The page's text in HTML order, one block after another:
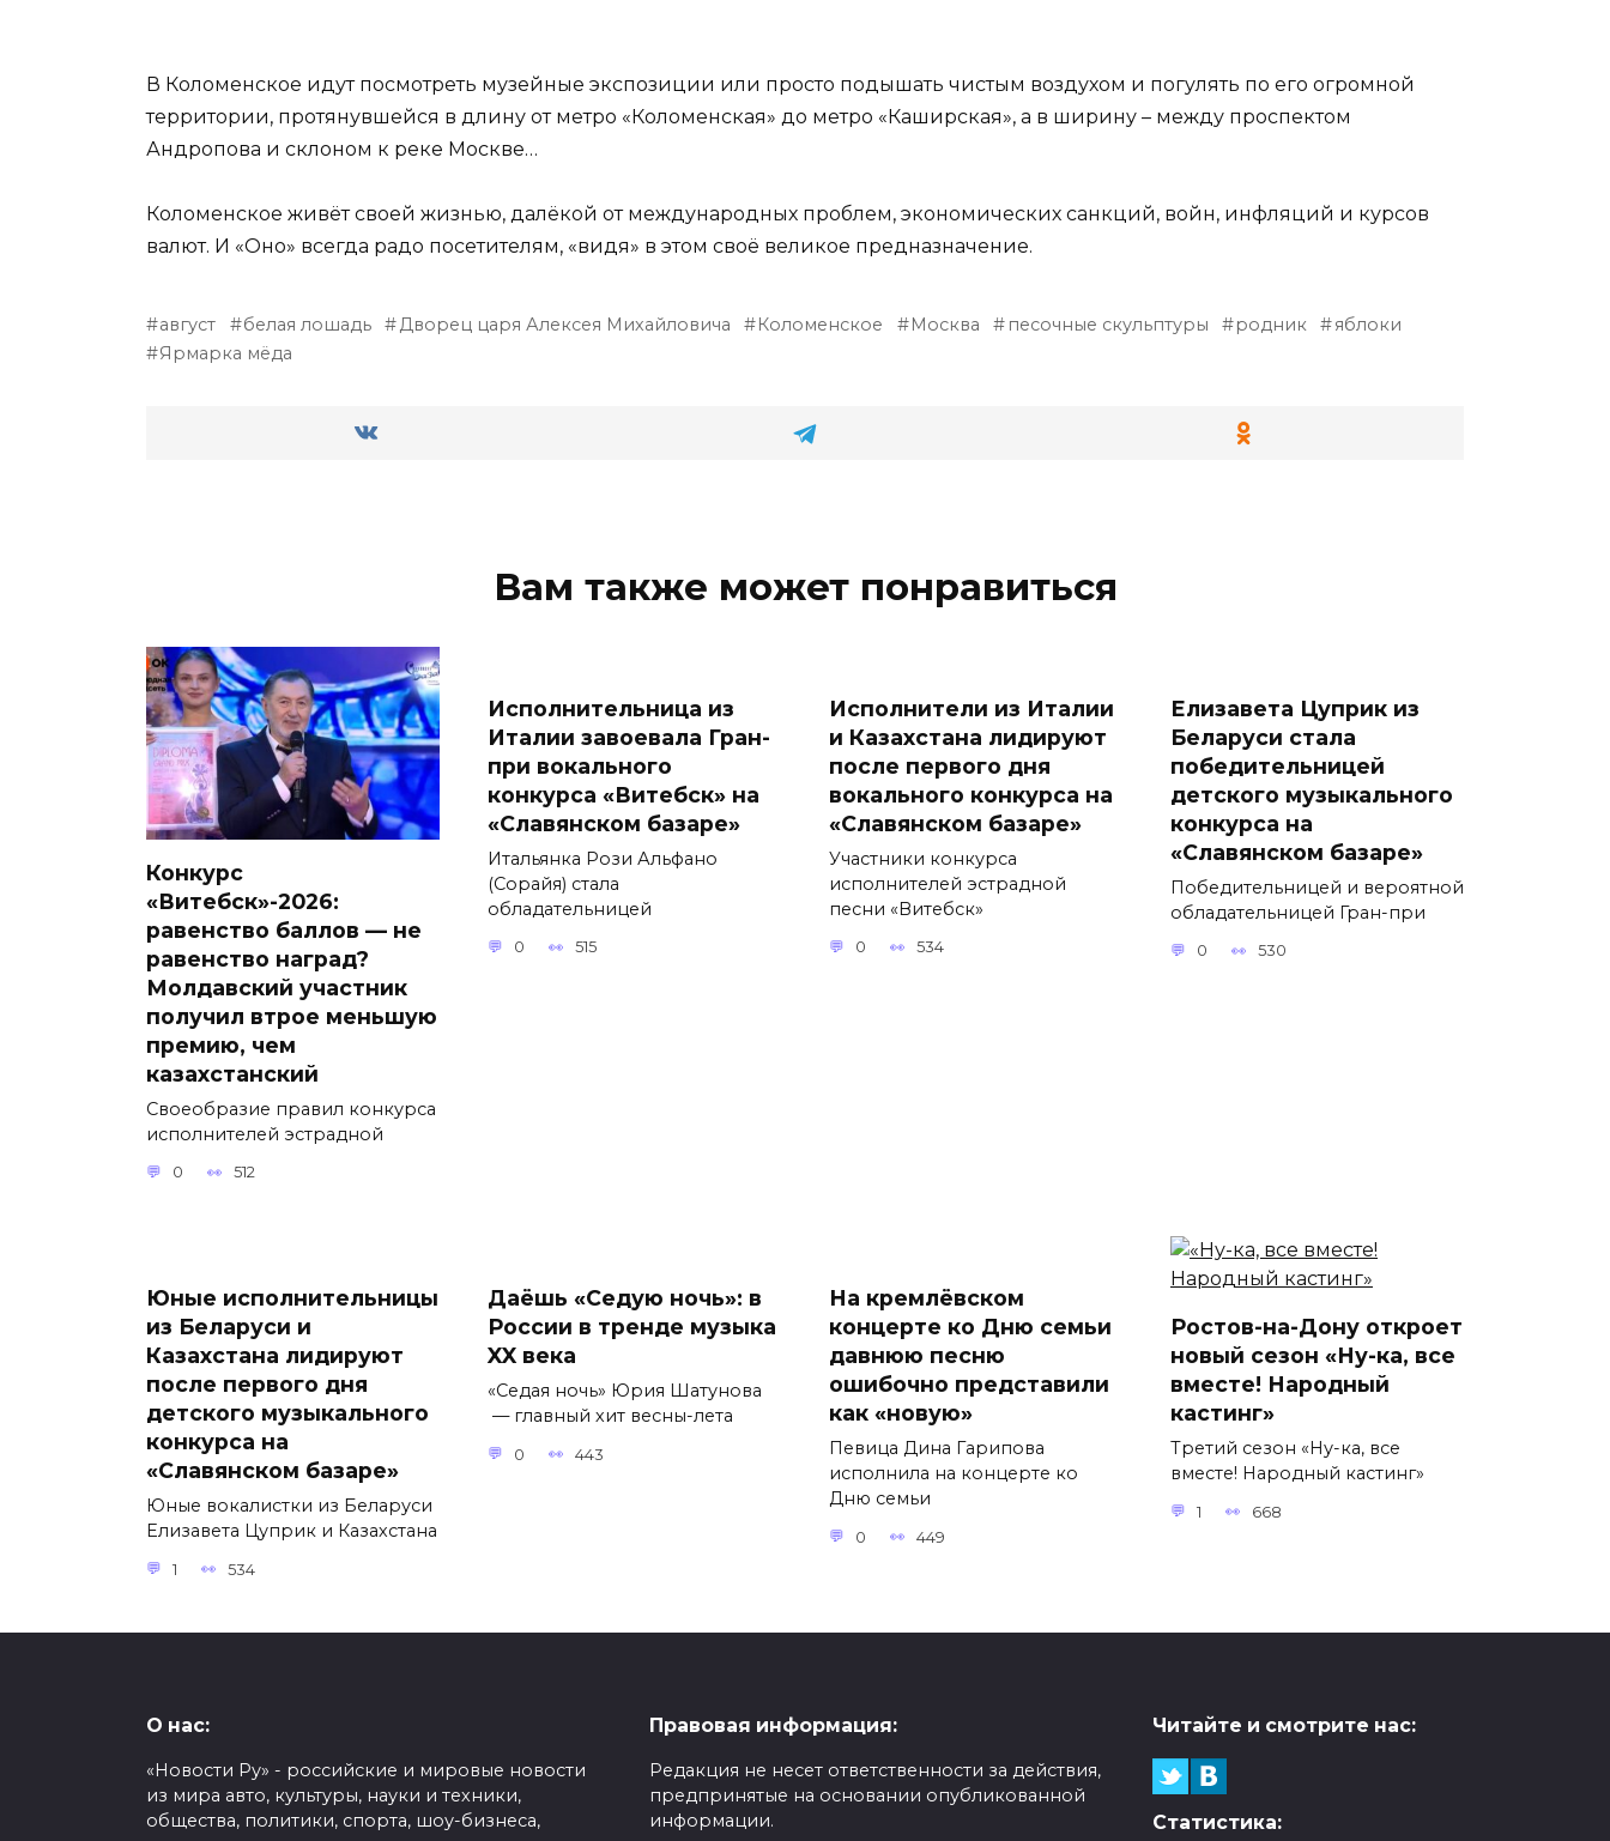
В Коломенское идут посмотреть музейные экспозиции или просто подышать чистым воздухом и погулять по его огромной
территории, протянувшейся в длину от метро «Коломенская» до метро «Каширская», а в ширину – между проспектом
Андропова и склоном к реке Москве…
Коломенское живёт своей жизнью, далёкой от международных проблем, экономических санкций, войн, инфляций и курсов
валют. И «Оно» всегда радо посетителям, «видя» в этом своё великое предназначение.
август белая лошадь Дворец царя Алексея Михайловича Коломенское Москва песочные скульптуры родник
яблоки
Ярмарка мёда
Вам также может понравиться
Конкурс
«Витебск»-2026:
равенство баллов — не
равенство наград?
Молдавский участник
получил втрое меньшую
премию, чем
казахстанский
Своеобразие правил конкурса
исполнителей эстрадной
0 512
Исполнительница из
Италии завоевала Гран-
при вокального
конкурса «Витебск» на
«Славянском базаре»
Итальянка Рози Альфано
(Сорайя) стала
обладательницей
0 515
Исполнители из Италии
и Казахстана лидируют
после первого дня
вокального конкурса на
«Славянском базаре»
Участники конкурса
исполнителей эстрадной
песни «Витебск»
0 534
Елизавета Цуприк из
Беларуси стала
победительницей
детского музыкального
конкурса на
«Славянском базаре»
Победительницей и вероятной
обладательницей Гран-при
0 530
Юные исполнительницы
из Беларуси и
Казахстана лидируют
после первого дня
детского музыкального
конкурса на
«Славянском базаре»
Юные вокалистки из Беларуси
Елизавета Цуприк и Казахстана
1 534
Даёшь «Седую ночь»: в
России в тренде музыка
XX века
«Седая ночь» Юрия Шатунова
— главный хит весны-лета
0 443
На кремлёвском
концерте ко Дню семьи
давнюю песню
ошибочно представили
как «новую»
Певица Дина Гарипова
исполнила на концерте ко
Дню семьи
0 449
Ростов-на-Дону откроет
новый сезон «Ну-ка, все
вместе! Народный
кастинг»
Третий сезон «Ну-ка, все
вместе! Народный кастинг»
1 668
О нас:
«Новости Ру» - российские и мировые новости
из мира авто, культуры, науки и техники,
общества, политики, спорта, шоу-бизнеса,
Правовая информация:
Редакция не несет ответственности за действия,
предпринятые на основании опубликованной
информации.
Читайте и смотрите нас:
Статистика: